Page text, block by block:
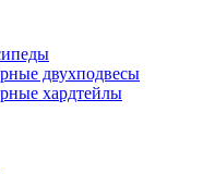
двухподвесы
хардтейлы